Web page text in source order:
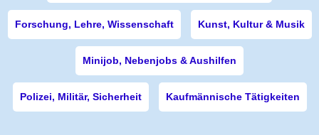
Forschung, Lehre, Wissenschaft Kunst, Kultur & Musik
Minijob, Nebenjobs & Aushilfen
Polizei, Militär, Sicherheit Kaufmännische Tätigkeiten